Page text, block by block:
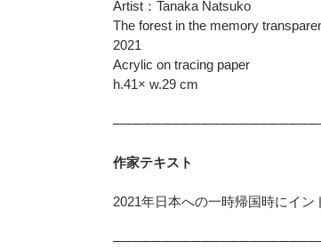
Artist：Tanaka Natsuko
The forest in the memory
2021
Acrylic on tracing paper
h.41× w.29 cm
作家テキスト
2021年日本への一時帰国時にイン